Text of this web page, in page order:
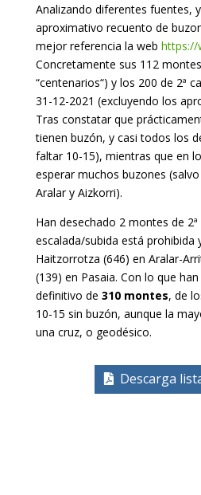
Analizando diferentes fuentes,
aproximativo recuento de
mejor referencia la web https://
Concretamente sus 112
“centenarios“) y los 200 de 2ª
31-12-2021 (excluyendo los
Tras constatar que
tienen buzón, y casi todos los
faltar 10-15), mientras que en
esperar muchos buzones
Aralar y Aizkorri).
Han desechado 2 montes de
escalada/subida está prohibida
Haitzorrotza (646) en Aralar-
(139) en Pasaia. Con lo que
definitivo de 310 montes, de
10-15 sin buzón, aunque la
una cruz, o geodésico.
Descarga